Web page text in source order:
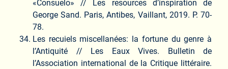
«Consuelo» // Les resources d’inspiration de
George Sand. Paris, Antibes, Vaillant, 2019. P. 70-
78.
Les recuiels miscellanées: la fortune du genre à
l’Antiquité // Les Eaux Vives. Bulletin de
l’Association international de la Critique littéraire.